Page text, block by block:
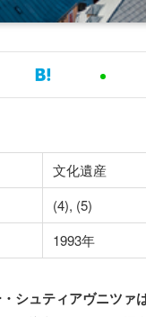
文化遺産
(4), (5)
1993年
シュティアヴニツァ